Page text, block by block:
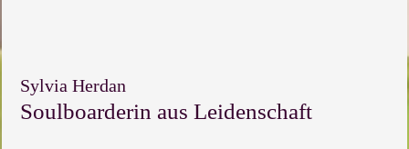
Sylvia Herdan
Soulboarderin aus Leidenschaft